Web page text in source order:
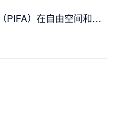
PIFA）在自由空间和手